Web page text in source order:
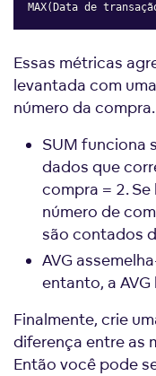
MAX(Data de
Essas métricas
levantada com
número da
SUM funciona
dados que
compra = 2.
número de
são contados
AVG
entanto, a
Finalmente, crie
diferença entre as
Então você pode